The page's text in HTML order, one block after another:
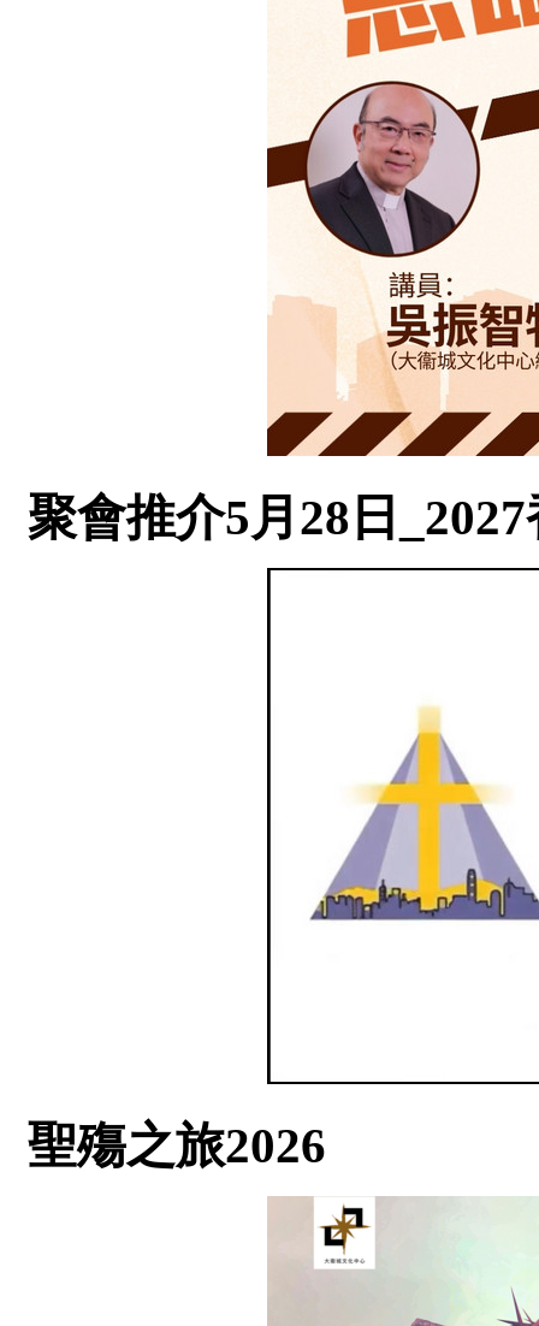
聚會推介5月28日
聖殤之旅2026